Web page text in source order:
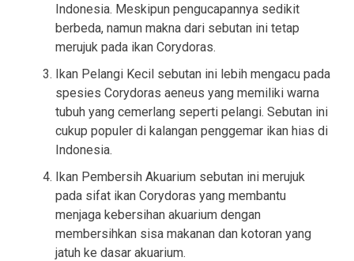
Indonesia. Meskipun pengucapannya sedikit
berbeda, namun makna dari sebutan ini tetap
merujuk pada ikan Corydoras.
Ikan Pelangi Kecil sebutan ini lebih mengacu pada
spesies Corydoras aeneus yang memiliki warna
tubuh yang cemerlang seperti pelangi. Sebutan ini
cukup populer di kalangan penggemar ikan hias di
Indonesia.
Ikan Pembersih Akuarium sebutan ini merujuk
pada sifat ikan Corydoras yang membantu
menjaga kebersihan akuarium dengan
membersihkan sisa makanan dan kotoran yang
jatuh ke dasar akuarium.